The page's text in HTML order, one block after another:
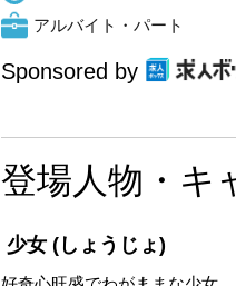
アルバイト・パート
Sponsored by
登場人物・キ
少女 (しょうじょ)